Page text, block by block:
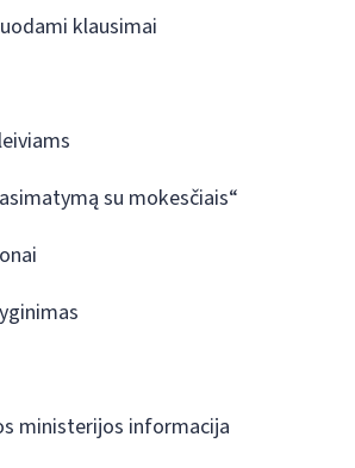
klausimai
su mokesčiais“
ministerijos informacija